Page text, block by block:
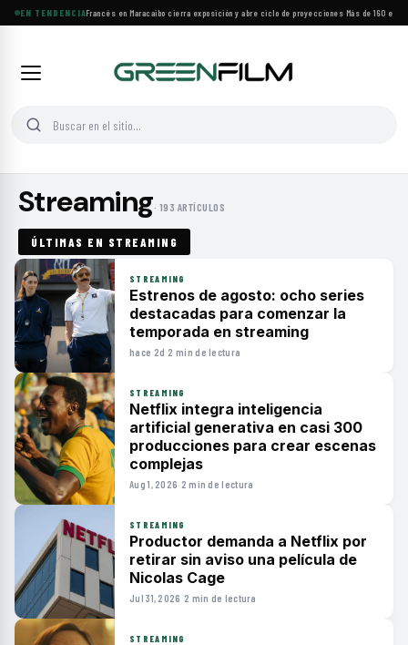
EN TENDENCIA
Festival de Cine Francés en Maracaibo cierra exposición y abre ciclo de proyecciones·Más de 160
Streaming· 193 ARTÍCULOS
ÚLTIMAS EN STREAMING
STREAMING
Estrenos de agosto: ocho series
destacadas para comenzar la
temporada en streaming
hace 2d·2 min de lectura
STREAMING
Netflix integra inteligencia
artificial generativa en casi 300
producciones para crear escenas
complejas
Aug 1, 2026· 2 min de lectura
STREAMING
Productor demanda a Netflix por
retirar sin aviso una película de
Nicolas Cage
Jul 31, 2026 ·2 min de lectura
STREAMING